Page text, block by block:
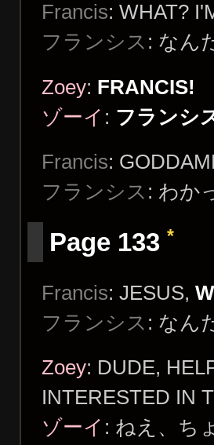
Francis: WHAT?
フランシス : なん
Zoey: FRANCIS!
ゾーイ : フランシ
Francis:
フランシス : わか
Page 133 *
Francis: JESUS,
フランシス : なん
Zoey: DUDE,
INTERESTED IN
ゾーイ : ねえ、ち